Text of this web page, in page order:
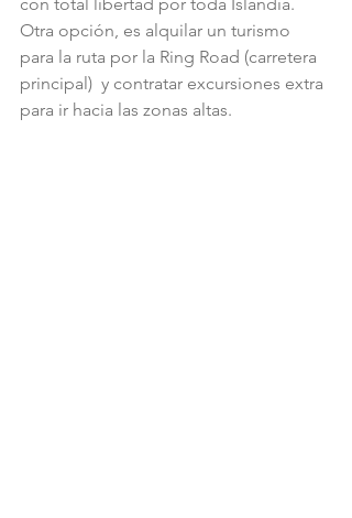
Otra opción, es alquilar un turismo
para la ruta por la Ring Road (carretera
principal)  y contratar excursiones extra
para ir hacia las zonas altas.